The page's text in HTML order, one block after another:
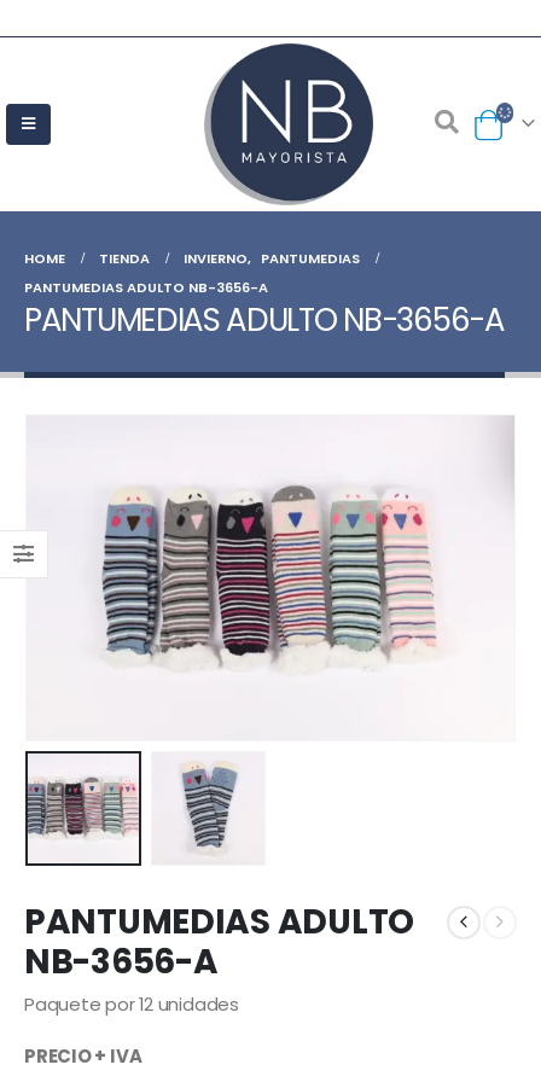
HOME TIENDA INVIERNO, PANTUMEDIAS
PANTUMEDIAS ADULTO NB-3656-A
PANTUMEDIAS ADULTO NB-3656-A
PANTUMEDIAS ADULTO
NB-3656-A
Paquete por 12 unidades
PRECIO + IVA